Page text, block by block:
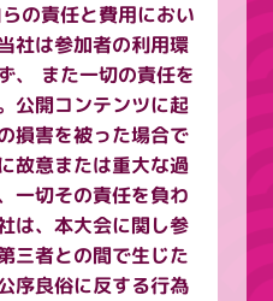
の責任と費用におい
社は参加者の利用環
、 また一切の責任を
公開コンテンツに起
損害を被った場合で
故意または重大な過
一切その責任を負わ
は、本大会に関し参
三者との間で生じた
序良俗に反する行為